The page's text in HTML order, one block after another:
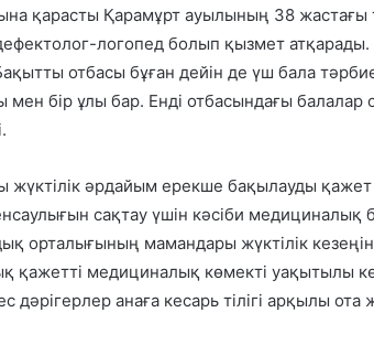
қарасты Қарамұрт ауылының 38 жастағы
логопед болып қызмет атқарады.
отбасы бұған дейін де үш бала
бір ұлы бар. Енді отбасындағы балалар
жүктілік әрдайым ерекше бақылауды қажет
сақтау үшін кәсіби медициналық
орталығының мамандары жүктілік
қажетті медициналық көмекті уақытылы
анаға кесарь тілігі арқылы